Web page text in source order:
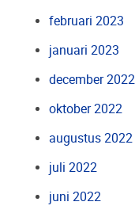
februari 2023
januari 2023
december 2022
oktober 2022
augustus 2022
juli 2022
juni 2022